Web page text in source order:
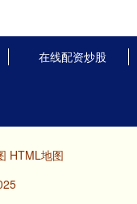
在线配资炒股
HTML地图